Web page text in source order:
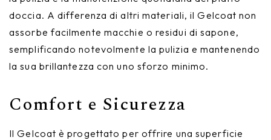
doccia. A differenza di altri materiali, il Gelcoat non
assorbe facilmente macchie o residui di sapone,
semplificando notevolmente la pulizia e mantenendo
la sua brillantezza con uno sforzo minimo.
Comfort e Sicurezza
Il Gelcoat è progettato per offrire una superficie